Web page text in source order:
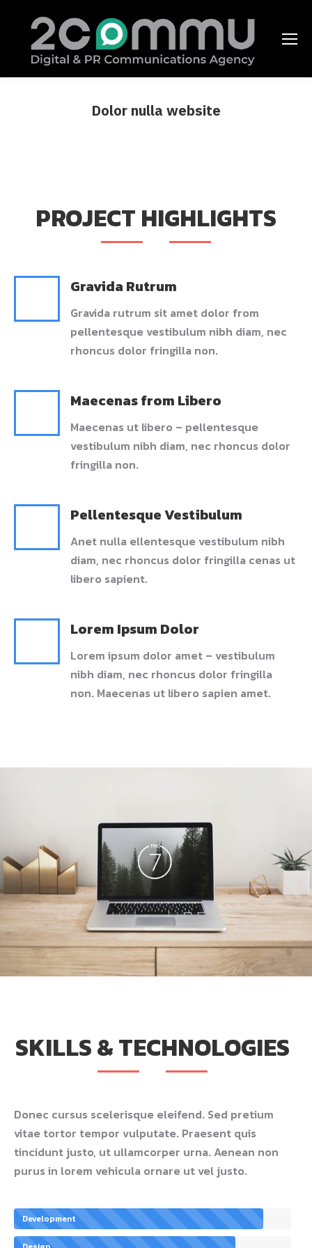
Dolor nulla website
PROJECT HIGHLIGHTS
Gravida Rutrum
Gravida rutrum sit amet dolor from
pellentesque vestibulum nibh diam, nec
rhoncus dolor fringilla non.
Maecenas from Libero
Maecenas ut libero – pellentesque
vestibulum nibh diam, nec rhoncus dolor
fringilla non.
Pellentesque Vestibulum
Anet nulla ellentesque vestibulum nibh
diam, nec rhoncus dolor fringilla cenas ut
libero sapient.
Lorem Ipsum Dolor
Lorem ipsum dolor amet – vestibulum
nibh diam, nec rhoncus dolor fringilla
non. Maecenas ut libero sapien amet.
SKILLS & TECHNOLOGIES
Donec cursus scelerisque eleifend. Sed pretium
vitae tortor tempor vulputate. Praesent quis
tincidunt justo, ut ullamcorper urna. Aenean non
purus in lorem vehicula ornare ut vel justo.
Development